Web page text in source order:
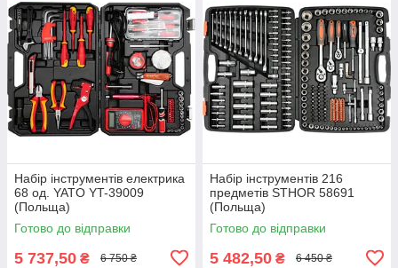
Набір інструментів електрика
68 од. YATO YT-39009
(Польща)
Готово до відправки
5 737,50 ₴ 6 750 ₴
Набір інструментів 216
предметів STHOR 58691
(Польща)
Готово до відправки
5 482,50 ₴ 6 450 ₴